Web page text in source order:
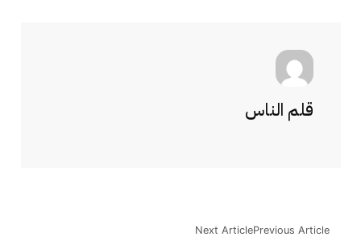
قلم الناس
Previous Article
Next Article